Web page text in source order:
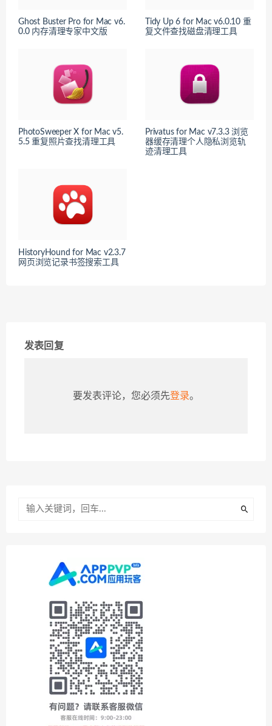
Ghost Buster Pro for Mac v6.
0.0 内存清理专家中文版
Tidy Up 6 for Mac v6.0.10 重
复文件查找磁盘清理工具
PhotoSweeper X for Mac v5.
5.5 重复照片查找清理工具
Privatus for Mac v7.3.3 浏览
器缓存清理个人隐私浏览轨
迹清理工具
HistoryHound for Mac v2.3.7
网页浏览记录书签搜索工具
发表回复
要发表评论，您必须先登录。